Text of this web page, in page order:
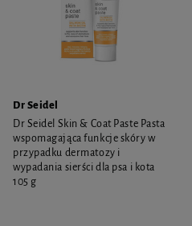
Dr Seidel
Dr Seidel Skin & Coat Paste Pasta
wspomagająca funkcje skóry w
przypadku dermatozy i
wypadania sierści dla psa i kota
105 g